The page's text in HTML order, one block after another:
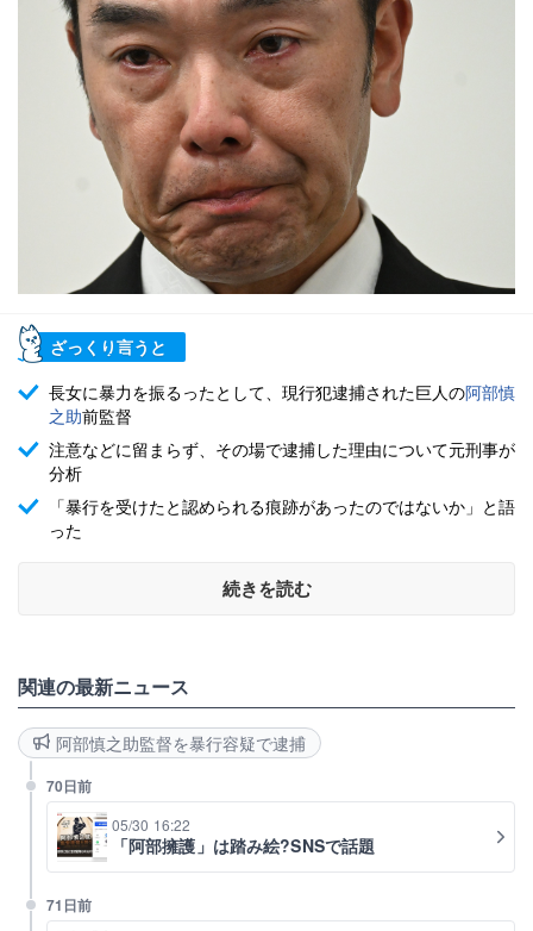
ざっくり言うと
長女に暴力を振るったとして、現行犯逮捕された巨人の阿部慎
之助前監督
注意などに留まらず、その場で逮捕した理由について元刑事が
分析
「暴行を受けたと認められる痕跡があったのではないか」と語
った
続きを読む
関連の最新ニュース
阿部慎之助監督を暴行容疑で逮捕
70日前
05/30 16:22
「阿部擁護」は踏み絵?SNSで話題
71日前